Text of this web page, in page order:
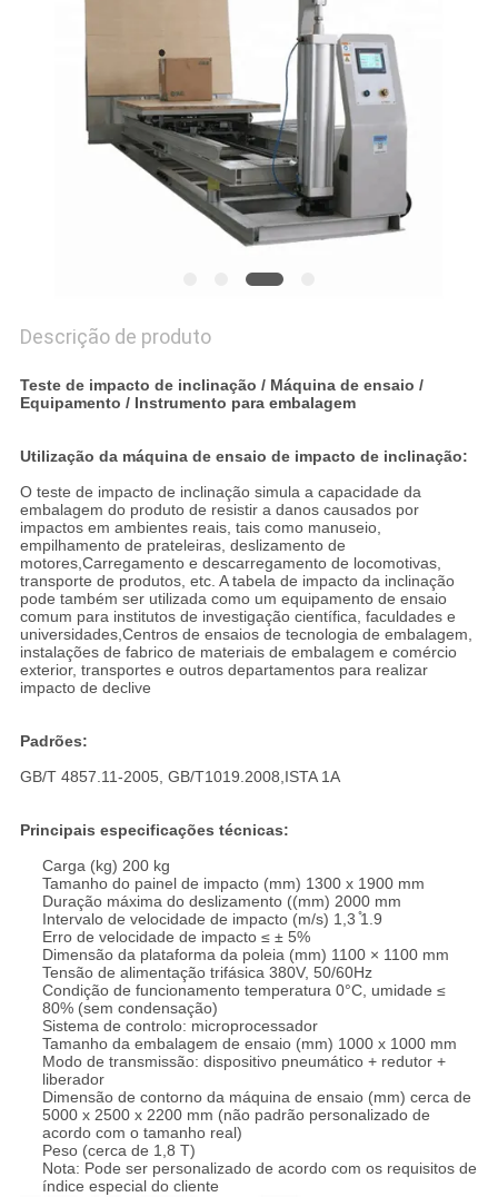
Descrição de produto
Teste de impacto de inclinação / Máquina de ensaio /
Equipamento / Instrumento para embalagem
Utilização da máquina de ensaio de impacto de inclinação:
O teste de impacto de inclinação simula a capacidade da
embalagem do produto de resistir a danos causados por
impactos em ambientes reais, tais como manuseio,
empilhamento de prateleiras, deslizamento de
motores,Carregamento e descarregamento de locomotivas,
transporte de produtos, etc. A tabela de impacto da inclinação
pode também ser utilizada como um equipamento de ensaio
comum para institutos de investigação científica, faculdades e
universidades,Centros de ensaios de tecnologia de embalagem,
instalações de fabrico de materiais de embalagem e comércio
exterior, transportes e outros departamentos para realizar
impacto de declive
Padrões:
GB/T 4857.11-2005, GB/T1019.2008,ISTA 1A
Principais especificações técnicas:
Carga (kg) 200 kg
Tamanho do painel de impacto (mm) 1300 x 1900 mm
Duração máxima do deslizamento ((mm) 2000 mm
Intervalo de velocidade de impacto (m/s) 1,3 ̊1.9
Erro de velocidade de impacto ≤ ± 5%
Dimensão da plataforma da poleia (mm) 1100 × 1100 mm
Tensão de alimentação trifásica 380V, 50/60Hz
Condição de funcionamento temperatura 0°C, umidade ≤
80% (sem condensação)
Sistema de controlo: microprocessador
Tamanho da embalagem de ensaio (mm) 1000 x 1000 mm
Modo de transmissão: dispositivo pneumático + redutor +
liberador
Dimensão de contorno da máquina de ensaio (mm) cerca de
5000 x 2500 x 2200 mm (não padrão personalizado de
acordo com o tamanho real)
Peso (cerca de 1,8 T)
Nota: Pode ser personalizado de acordo com os requisitos de
índice especial do cliente